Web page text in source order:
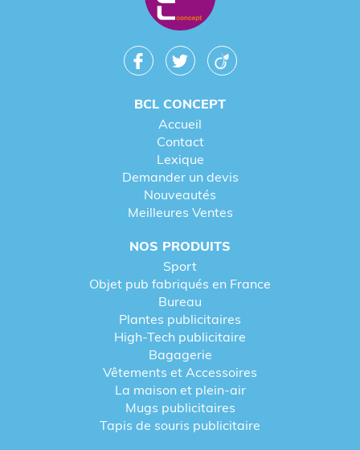
BCL CONCEPT
Accueil
Contact
Lexique
Demander un devis
Nouveautés
Meilleures Ventes
NOS PRODUITS
Sport
Objet pub fabriqués en France
Bureau
Plantes publicitaires
High-Tech publicitaire
Bagagerie
Vêtements et Accessoires
La maison et plein-air
Mugs publicitaires
Tapis de souris publicitaire